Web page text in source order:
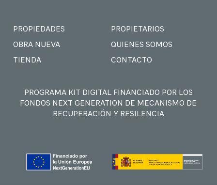
PROPIEDADES
PROPIETARIOS
OBRA NUEVA
QUIENES SOMOS
TIENDA
CONTACTO
PROGRAMA KIT DIGITAL FINANCIADO POR LOS
FONDOS NEXT GENERATION DE MECANISMO DE
RECUPERACIÓN Y RESILENCIA